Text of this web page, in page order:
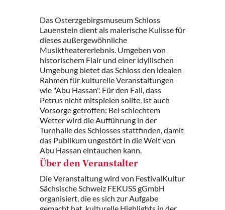
Das Osterzgebirgsmuseum Schloss
Lauenstein dient als malerische Kulisse für
dieses außergewöhnliche
Musiktheatererlebnis. Umgeben von
historischem Flair und einer idyllischen
Umgebung bietet das Schloss den idealen
Rahmen für kulturelle Veranstaltungen
wie "Abu Hassan". Für den Fall, dass
Petrus nicht mitspielen sollte, ist auch
Vorsorge getroffen: Bei schlechtem
Wetter wird die Aufführung in der
Turnhalle des Schlosses stattfinden, damit
das Publikum ungestört in die Welt von
Abu Hassan eintauchen kann.
Über den Veranstalter
Die Veranstaltung wird von FestivalKultur
Sächsische Schweiz FEKUSS gGmbH
organisiert, die es sich zur Aufgabe